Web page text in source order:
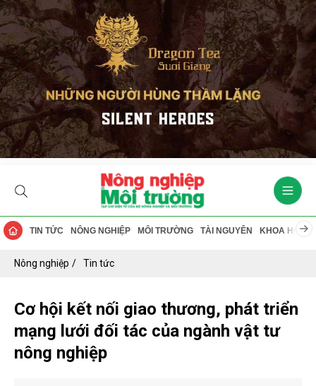
TIN TỨC NÔNG NGHIỆP MÔI TRƯỜNG TÀI NGUYÊN KHOA HỌC
Nông nghiệp Tin tức
Cơ hội kết nối giao thương, phát triển
mạng lưới đối tác của ngành vật tư
nông nghiệp